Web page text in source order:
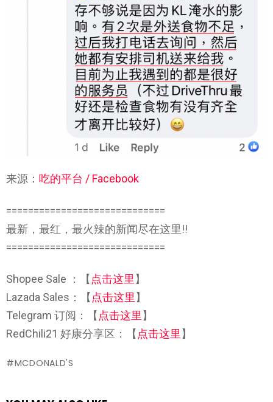
来源： 吃的平台 / Facebook
=============================
最新，最红，最火辣的新闻尽在这里!!
=============================
Shopee Sale ：【 点击这里 】
Lazada Sales：【 点击这里 】
Telegram 订阅：【 点击这里 】
RedChili21 好康分享区：【 点击这里 】
MCDONALD'S